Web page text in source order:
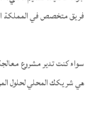
فريق متخصص في المملكة
هي شريكك المحلي لحلول